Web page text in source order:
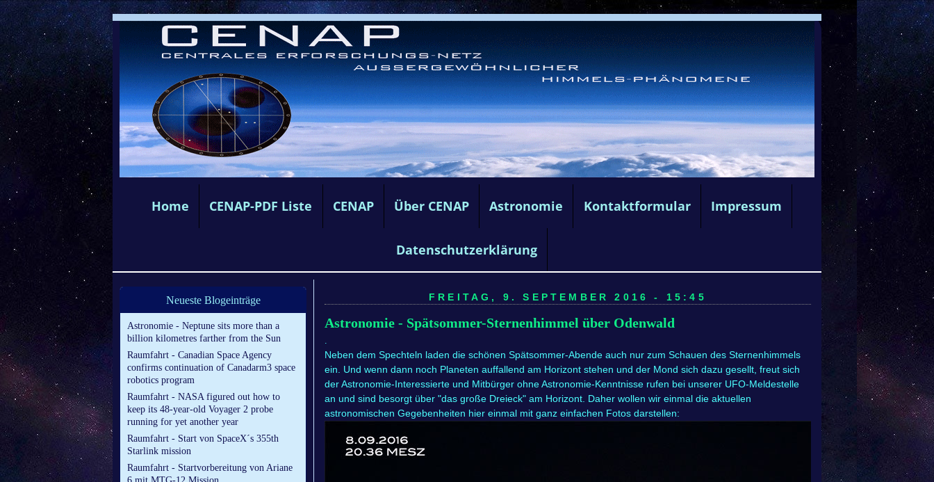
Home CENAP-PDF Liste CENAP Über CENAP Astronomie Kontaktformular Impressum
Datenschutzerklärung
Neueste Blogeinträge
Astronomie - Neptune sits more than a
billion kilometres farther from the Sun
Raumfahrt - Canadian Space Agency
confirms continuation of Canadarm3 space
robotics program
Raumfahrt - NASA figured out how to
keep its 48-year-old Voyager 2 probe
running for yet another year
Raumfahrt - Start von SpaceX´s 355th
Starlink mission
Raumfahrt - Startvorbereitung von Ariane
FREITAG, 9. SEPTEMBER 2016 - 15:45
Astronomie - Spätsommer-Sternenhimmel über Odenwald
.
Neben dem Spechteln laden die schönen Spätsommer-Abende auch nur zum Schauen des Sternenhimmels
ein. Und wenn dann noch Planeten auffallend am Horizont stehen und der Mond sich dazu gesellt, freut sich
der Astronomie-Interessierte und Mitbürger ohne Astronomie-Kenntnisse rufen bei unserer UFO-Meldestelle
an und sind besorgt über "das große Dreieck" am Horizont. Daher wollen wir einmal die aktuellen
astronomischen Gegebenheiten hier einmal mit ganz einfachen Fotos darstellen: